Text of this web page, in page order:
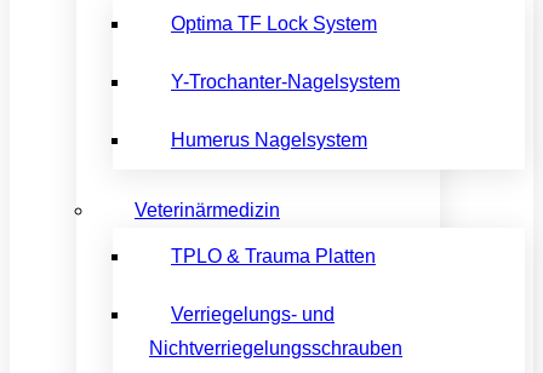
Optima TF Lock System
Y-Trochanter-Nagelsystem
Humerus Nagelsystem
Veterinärmedizin
TPLO & Trauma Platten
Verriegelungs- und
Nichtverriegelungsschrauben